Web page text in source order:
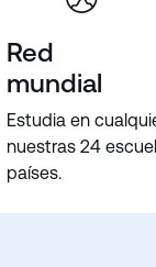
Red
mundial
Estudia en
nuestras 24
países.